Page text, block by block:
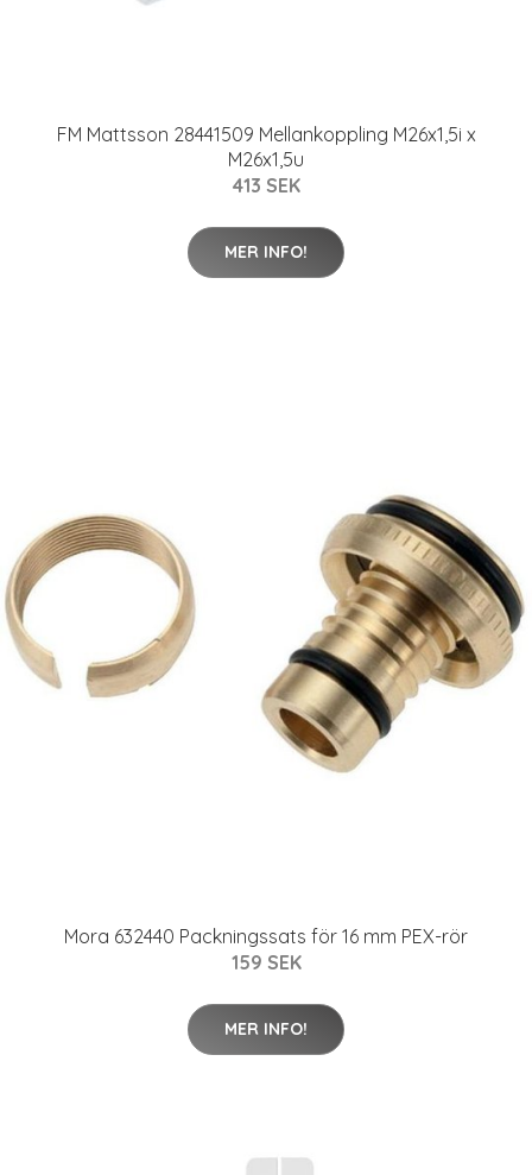
FM Mattsson 28441509 Mellankoppling M26x1,5i x
M26x1,5u
413 SEK
MER INFO!
Mora 632440 Packningssats för 16 mm PEX-rör
159 SEK
MER INFO!